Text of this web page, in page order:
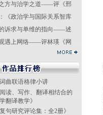
方与治学之道——评《邢
《政治学与国际关系智库
诉求与单维的指向——述
遇上网络——评林瑛《网
曲联语格律小讲
阅读、写作、翻译相结合的
翻译教学》
复句研究评论集：全2册》